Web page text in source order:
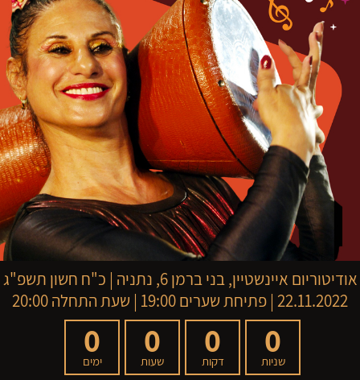
אודיטוריום איינשטיין, בני ברמן 6, נתניה | כ"ח חשון תשפ"ג
22.11.2022 | פתיחת שערים 19:00 | שעת התחלה 20:00
0
שניות
0
דקות
0
שעות
0
ימים